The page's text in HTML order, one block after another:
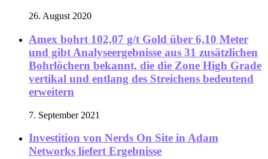
26. August 2020
Amex bohrt 102,07 g/t Gold über 6,10 Meter
und gibt Analyseergebnisse aus 31 zusätzlichen
Bohrlöchern bekannt, die die Zone High Grade
vertikal und entlang des Streichens bedeutend
erweitern
7. September 2021
Investition von Nerds On Site in Adam
Networks liefert Ergebnisse